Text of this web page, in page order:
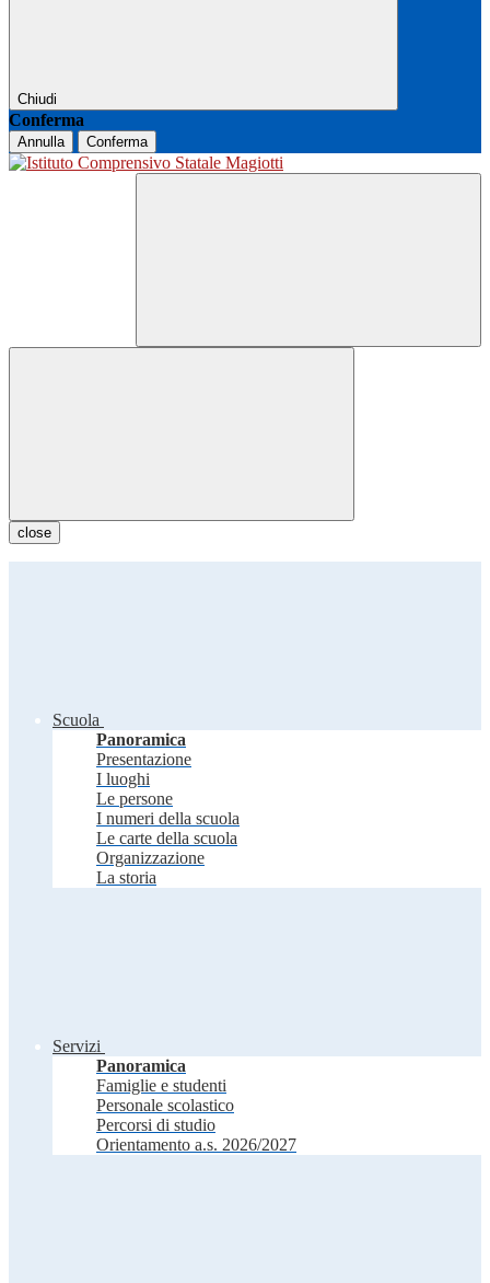
Chiudi
Conferma
Annulla Conferma
close
Scuola
Panoramica
Presentazione
I luoghi
Le persone
I numeri della scuola
Le carte della scuola
Organizzazione
La storia
Servizi
Panoramica
Famiglie e studenti
Personale scolastico
Percorsi di studio
Orientamento a.s. 2026/2027